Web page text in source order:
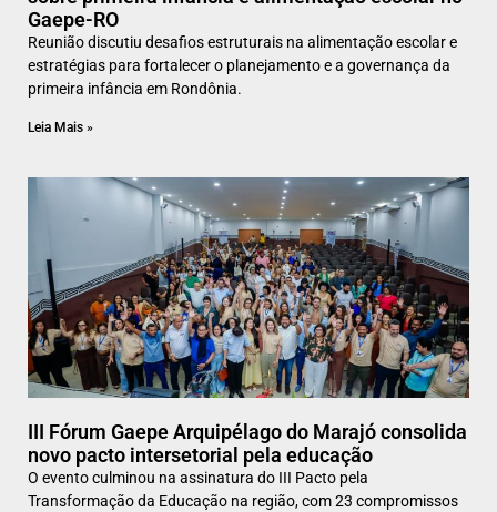
Gaepe-RO
Reunião discutiu desafios estruturais na alimentação escolar e
estratégias para fortalecer o planejamento e a governança da
primeira infância em Rondônia.
Leia Mais »
III Fórum Gaepe Arquipélago do Marajó consolida
novo pacto intersetorial pela educação
O evento culminou na assinatura do III Pacto pela
Transformação da Educação na região, com 23 compromissos